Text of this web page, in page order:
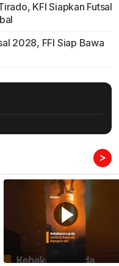
KFI Siapkan Futsal
2028, FFI Siap Bawa
>